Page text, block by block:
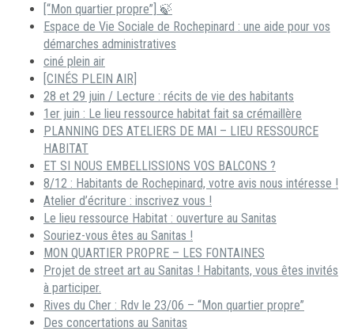
[“Mon quartier propre”] 🍃
Espace de Vie Sociale de Rochepinard : une aide pour vos
démarches administratives
ciné plein air
[CINÉS PLEIN AIR]
28 et 29 juin / Lecture : récits de vie des habitants
1er juin : Le lieu ressource habitat fait sa crémaillère
PLANNING DES ATELIERS DE MAI – LIEU RESSOURCE
HABITAT
ET SI NOUS EMBELLISSIONS VOS BALCONS ?
8/12 : Habitants de Rochepinard, votre avis nous intéresse !
Atelier d’écriture : inscrivez vous !
Le lieu ressource Habitat : ouverture au Sanitas
Souriez-vous êtes au Sanitas !
MON QUARTIER PROPRE – LES FONTAINES
Projet de street art au Sanitas ! Habitants, vous êtes invités
à participer.
Rives du Cher : Rdv le 23/06 – “Mon quartier propre”
Des concertations au Sanitas